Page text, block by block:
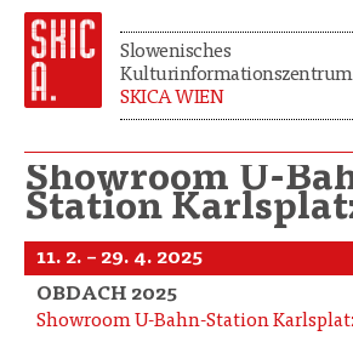
Slowenisches
Kulturinformationszentrum
SKICA WIEN
Showroom U-
Station
11. 2. – 29. 4. 2025
OBDACH 2025
Showroom U-Bahn-Station